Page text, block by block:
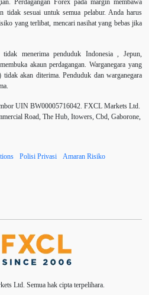
Average True Range
Rugi Berita Forex
CAD CHF
Trump
EA EA Agresif
ECN ECN Copytrade
sesuai untuk semua pelabur. Anda harus
yang terlibat, mencari nasihat yang bebas jika
menerima penduduk Indonesia , Jepun,
akaun perdagangan. Warganegara yang
akan diterima. Penduduk dan warganegara
UIN BW00005716042. FXCL Markets Ltd.
Road, The Hub, Itowers, Cbd, Gaborone,
Polisi Privasi Amaran Risiko
Ltd. Semua hak cipta terpelihara.